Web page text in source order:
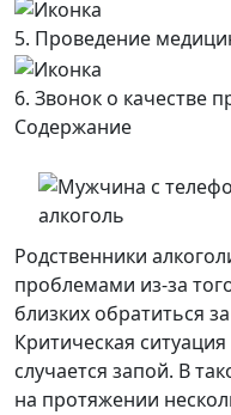
5. Проведение
6. Звонок о качестве
Содержание
Родственники
проблемами из-за
близких обратиться
Критическая
случается запой. В
на протяжении